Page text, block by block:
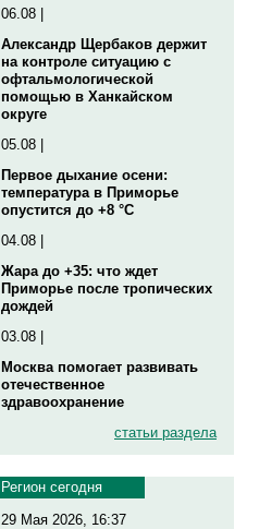
06.08 |
Александр Щербаков держит
на контроле ситуацию с
офтальмологической
помощью в Ханкайском
округе
05.08 |
Первое дыхание осени:
температура в Приморье
опустится до +8 °C
04.08 |
Жара до +35: что ждет
Приморье после тропических
дождей
03.08 |
Москва помогает развивать
отечественное
здравоохранение
статьи раздела
Регион сегодня
29 Мая 2026, 16:37